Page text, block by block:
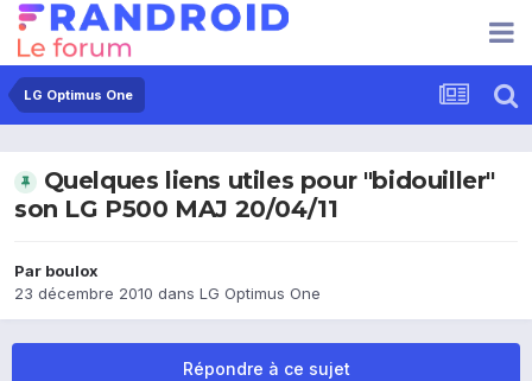
LG Optimus One
Quelques liens utiles pour "bidouiller"
son LG P500 MAJ 20/04/11
Par boulox
23 décembre 2010 dans LG Optimus One
Répondre à ce sujet